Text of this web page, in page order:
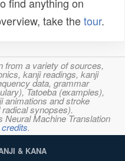
find anything on
take thetour.
from a variety of sources,
kanji readings, kanji
data, grammar
Tatoeba (examples),
animations and stroke
synopses).
Neural Machine Translation
credits.
& KANA